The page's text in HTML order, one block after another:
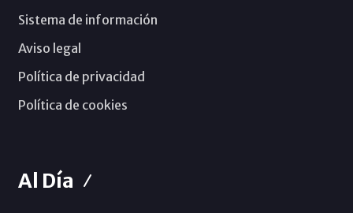
Sistema de información
Aviso legal
Política de privacidad
Política de cookies
Al Día